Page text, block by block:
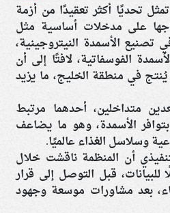
تحديًا أكثر تعقيدًا من أزمة
على مدخلات أساسية مثل
تصنيع الأسمدة النيتروجينية،
الفوسفاتية، لافتًا إلى أن
في منطقة الخليج، ما يزيد
متداخلين، أحدهما مرتبط
بتوافر الأسمدة، وهو ما يضاعف
وسلاسل الغذاء عالميًا.
أن المنظمة ناقشت خلال
للبيانات، قبل التوصل إلى قرار
بعد مشاورات موسعة وجهود